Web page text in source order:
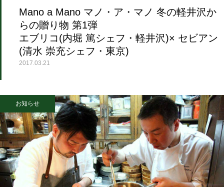
Mano a Mano マノ・ア・マノ 冬の軽井沢か
らの贈り物 第1弾
エブリコ(内堀 篤シェフ・軽井沢)× セビアン
(清水 崇充シェフ・東京)
2017.03.21
お知らせ